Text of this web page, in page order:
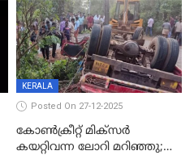
KERALA
Posted On 27-12-2025
കോണ്‍ക്രീറ്റ് മിക്‌സര്‍
കയറ്റിവന്ന ലോറി മറിഞ്ഞു;